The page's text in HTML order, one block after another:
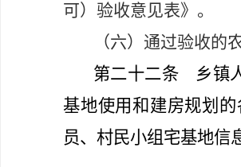
可）验收意见表》。
（六）通过验收的
第二十二条 乡镇
基地使用和建房规划
员、村民小组宅基地信